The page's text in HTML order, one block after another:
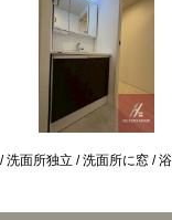
洗面所独立 / 洗面所に窓 /